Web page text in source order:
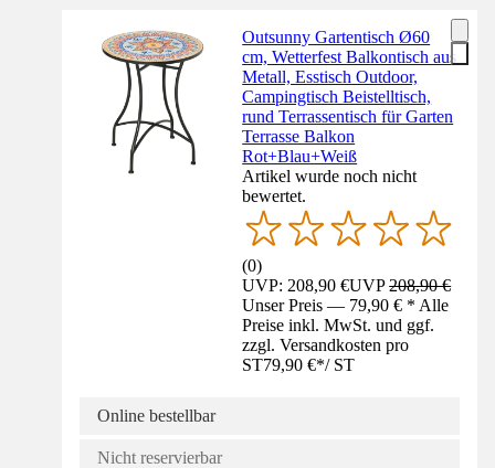
Outsunny Gartentisch Ø60
cm, Wetterfest Balkontisch aus
Metall, Esstisch Outdoor,
Campingtisch Beistelltisch,
rund Terrassentisch für Garten
Terrasse Balkon
Rot+Blau+Weiß
Artikel wurde noch nicht
bewertet.
(0)
UVP: 208,90 €UVP208,90 €
Unser Preis — 79,90 € * Alle
Preise inkl. MwSt. und ggf.
zzgl. Versandkosten pro
ST79,90 €*/ ST
Online bestellbar
Nicht reservierbar